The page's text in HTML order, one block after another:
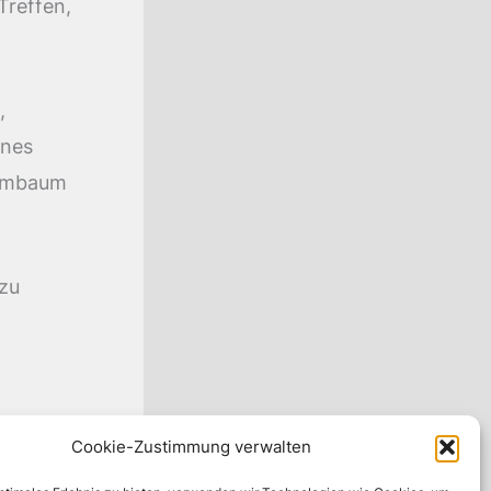
Cookie-Zustimmung verwalten